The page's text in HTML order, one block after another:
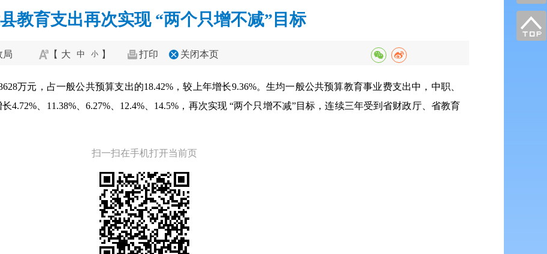
教育支出再次实现 “两个只增不减”目标
局 【 大 中 小 】 打印 关闭本页
万元，占一般公共预算支出的18.42%，较上年增长9.36%。生均一般公共预算教育事业费支出中，中职、
4.72%、11.38%、6.27%、12.4%、14.5%，再次实现 “两个只增不减”目标，连续三年受到省财政厅、省教育
扫一扫在手机打开当前页